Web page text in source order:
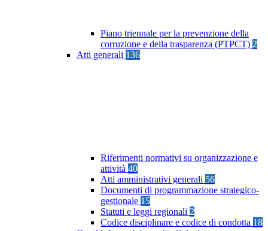
Piano triennale per la prevenzione della
corruzione e della trasparenza (PTPCT) 2
Atti generali 136
Riferimenti normativi su organizzazione e
attività 40
Atti amministrativi generali 56
Documenti di programmazione strategico-
gestionale 15
Statuti e leggi regionali 2
Codice disciplinare e codice di condotta 18